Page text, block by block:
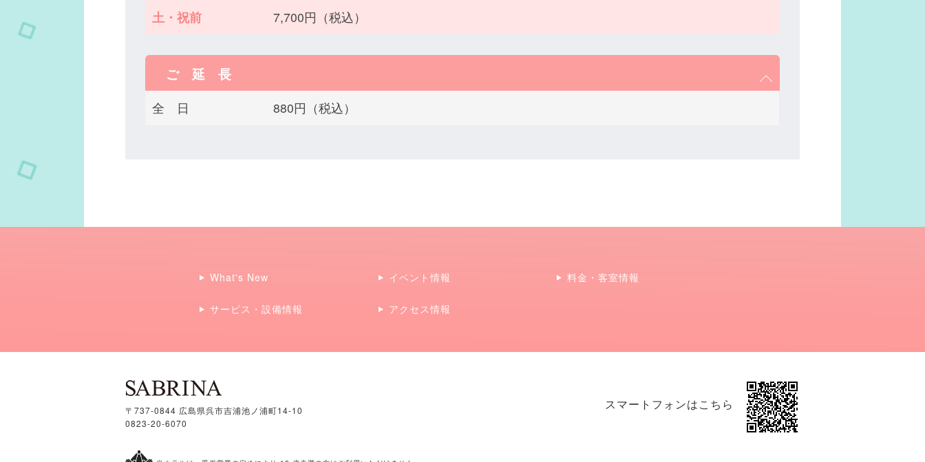
土・祝前
7,700円（税込）
ご 延 長
全 日 880円（税込）
What's New イベント情報 料金・客室情報
サービス・設備情報 アクセス情報
〒737-0844 広島県呉市吉浦池ノ浦町14-10
0823-20-6070
スマートフォンはこちら